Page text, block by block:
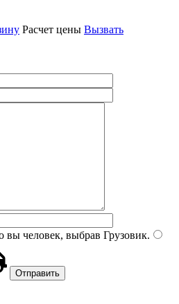
Расчет цены Вызвать
вы человек, выбрав Грузовик.